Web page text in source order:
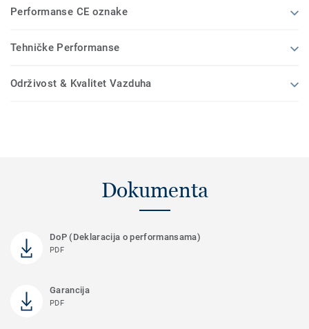
Performanse CE oznake
Tehničke Performanse
Održivost & Kvalitet Vazduha
Dokumenta
DoP (Deklaracija o performansama)
PDF
Garancija
PDF